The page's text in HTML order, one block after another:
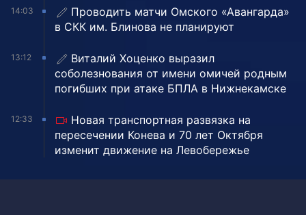
14:03
Проводить матчи Омского «Авангарда»
в СКК им. Блинова не планируют
13:12
Виталий Хоценко выразил
соболезнования от имени омичей родным
погибших при атаке БПЛА в Нижнекамске
12:33
Новая транспортная развязка на
пересечении Конева и 70 лет Октября
изменит движение на Левобережье